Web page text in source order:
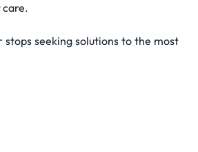
care.
seeking solutions to the most